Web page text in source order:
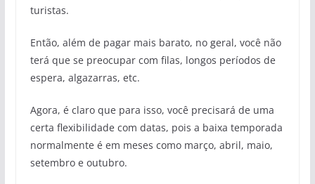
turistas.
Então, além de pagar mais barato, no geral, você não
terá que se preocupar com filas, longos períodos de
espera, algazarras, etc.
Agora, é claro que para isso, você precisará de uma
certa flexibilidade com datas, pois a baixa temporada
normalmente é em meses como março, abril, maio,
setembro e outubro.